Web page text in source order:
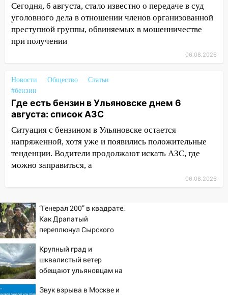
11:38 В Ленинском районе пожар
полностью уничтожил дачный дом и
сарай
11:38
11:25
В Ульяновске ИИ будет выявлять
нарушителей на контейнерных
площадках
11:20 Ульяновская шахматистка
Валерия Клейменова выиграла два
золота в составе сборной мира
11:16
В Ульяновске открыли памятную
доску декабристу Кондратию Рылееву
нашли потерявшегося в заброшенных
садах 79-летнего мужчину
10:26
На нескольких улицах Ульяновска
временно отключили холодную воду
10:14
В Ульяновске двоих участников
коррупционной схемы при ЦГКБ
отправили в колонию на 7 и 8 лет
Сегодня, 6 августа, стало известно о передаче в суд
уголовного дела в отношении членов организованной
преступной группы, обвиняемых в мошенничестве
при получении
06.08.2026
Новости Общество
Статьи
#бензин
Где есть бензин в Ульяновске днем 6
августа: список АЗС
Ситуация с бензином в Ульяновске остается
напряженной, хотя уже и появились положительные
тенденции. Водители продолжают искать АЗС, где
можно заправиться, а
06.08.2026
“Генерал 200” в квадрате.
Как Драпатый
переплюнул Сырского
Крупный град и
шквалистый ветер
обещают ульяновцам на
Звук взрыва в Москве и